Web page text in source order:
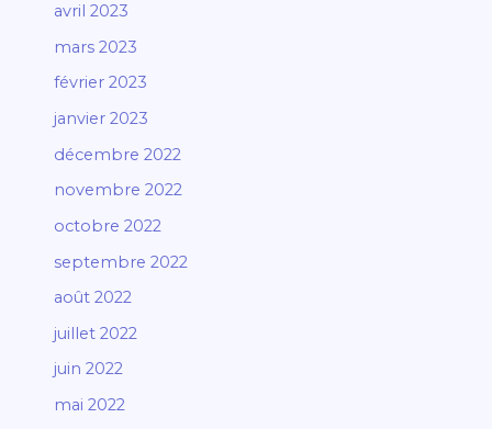
avril 2023
mars 2023
février 2023
janvier 2023
décembre 2022
novembre 2022
octobre 2022
septembre 2022
août 2022
juillet 2022
juin 2022
mai 2022